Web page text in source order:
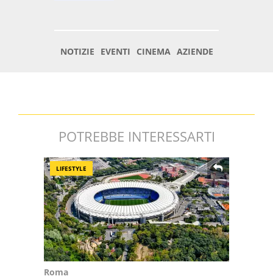
POTREBBE INTERESSARTI
LIFESTYLE
Roma